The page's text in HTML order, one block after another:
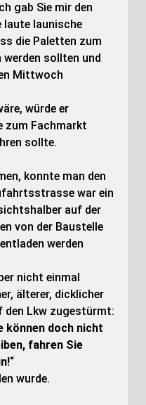
gab Sie mir den
laute launische
die Paletten zum
werden sollten und
Mittwoch
würde er
zum Fachmarkt
sollte.
konnte man den
war ein
auf der
von der Baustelle
werden
nicht einmal
älterer, dicklicher
den Lkw zugestürmt:
können doch nicht
fahren Sie
“
wurde.